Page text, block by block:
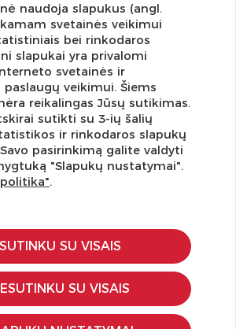
ir pirmi gaukite geriausius
naudoja slapukus (angl.
svetainės veikimui
bei rinkodaros
slapukai yra privalomi
svetainės ir
veikimui. Šiems
reikalingas Jūsų sutikimas.
sutikti su 3-ių šalių
ir rinkodaros slapukų
pasirinkimą galite valdyti
"Slapukų nustatymai".
.
SUTINKU SU VISAIS
SU VISAIS